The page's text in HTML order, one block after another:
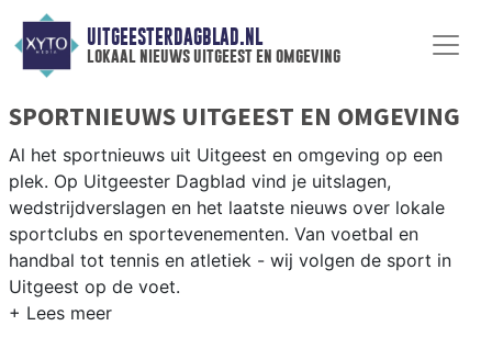
UITGEESTERDAGBLAD.NL
lokaal nieuws uitgeest en omgeving
SPORTNIEUWS UITGEEST EN OMGEVING
Al het sportnieuws uit Uitgeest en omgeving op een
plek. Op Uitgeester Dagblad vind je uitslagen,
wedstrijdverslagen en het laatste nieuws over lokale
sportclubs en sportevenementen. Van voetbal en
handbal tot tennis en atletiek - wij volgen de sport in
Uitgeest op de voet.